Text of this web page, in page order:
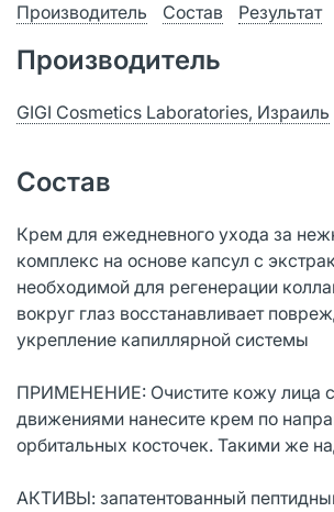
Производитель Состав Результат
Производитель
GIGI Cosmetics Laboratories, Израиль
Состав
Крем для ежедневного ухода за
комплекс на основе капсул с
необходимой для регенерации
вокруг глаз восстанавливает
укрепление капиллярной системы
ПРИМЕНЕНИЕ: Очистите кожу лица
движениями нанесите крем по
орбитальных косточек. Такими же
АКТИВЫ: запатентованный